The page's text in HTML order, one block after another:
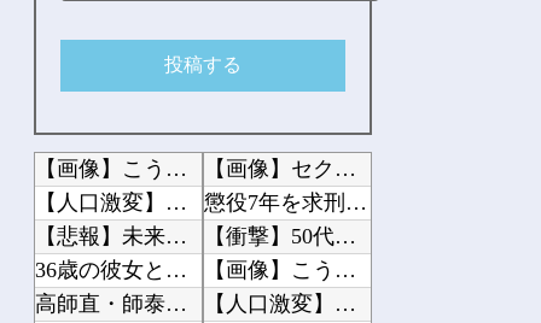
【画像】こういう顔が映ってない乳の画像が最もえっちwwwwwww
【人口激変】日本人が減り「外国人が増えた」自治体ランキング、1位大阪市 2位横浜...
【悲報】未来で待ってる女さん、あまりにも多すぎて大渋滞に????
36歳の彼女と結婚したいのに、家族が猛反対。家族から信じられない言葉が飛び出した...
高師直・師泰「降伏するから許して？」
【画像】セクシー女優・白石茉莉奈、ムッチムチボディのマン毛がHすぎる
懲役7年を求刑 元ジャンポケ・斉藤被告から性的暴行被害の女性「安心して眠りたい」
【衝撃】50代女性、京大病院で脳腫瘍手術→“腫瘍の無い部位”を摘出 2度「腫瘍で...
【画像】こういう顔が映ってない乳の画像が最もえっちwwwwwww
【人口激変】日本人が減り「外国人が増えた」自治体ランキング、1位大阪市 2位横浜...